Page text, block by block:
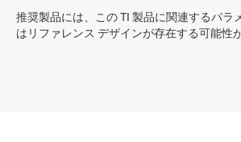
推奨製品には、この TI 製品に関連するパラ
はリファレンス デザインが存在する可能性